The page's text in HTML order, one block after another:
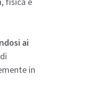
ai
in